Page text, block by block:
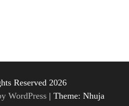
Reserved 2026.
WordPress | Theme: Nhuja